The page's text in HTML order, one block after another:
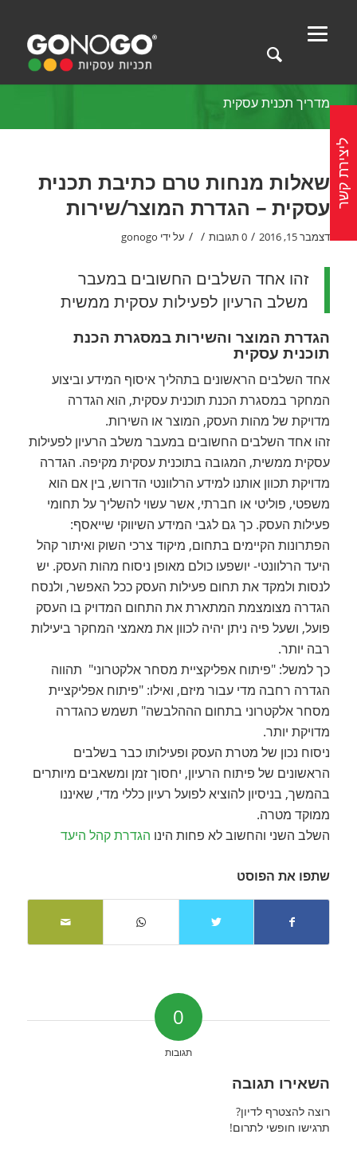
מדריך תכנית עסקית
שאלות מנחות טרם כתיבת תכנית
עסקית – הגדרת המוצר/שירות
דצמבר 15, 2016 / 0 תגובות /
/ על ידי gonogo
זהו אחד השלבים החשובים במעבר
משלב הרעיון לפעילות עסקית ממשית
הגדרת המוצר והשירות במסגרת הכנת
תוכנית עסקית
אחד השלבים הראשונים בתהליך איסוף המידע וביצוע
המחקר במסגרת הכנת תוכנית עסקית, הוא הגדרה
מדויקת של מהות העסק, המוצר או השירות.
זהו אחד השלבים החשובים במעבר משלב הרעיון לפעילות
עסקית ממשית, המגובה בתוכנית עסקית מקיפה. הגדרה
מדויקת תכוון אותנו למידע הרלוונטי הדרוש, בין אם הוא
משפטי, פוליטי או חברתי, אשר עשוי להשליך על תחומי
פעילות העסק. כך גם לגבי המידע השיווקי שייאסף:
הפתרונות הקיימים בתחום, מיקוד צרכי השוק ואיתור קהל
היעד הרלוונטי- יושפעו כולם מאופן ניסוח מהות העסק. יש
לנסות ולמקד את תחום פעילות העסק ככל האפשר, ולנסח
הגדרה מצומצמת המתארת את התחום המדויק בו העסק
פועל, ושעל פיה ניתן יהיה לכוון את מאמצי המחקר ביעילות
רבה יותר.
כך למשל: "פיתוח אפליקציית מסחר אלקטרוני" תהווה
הגדרה רחבה מדי עבור מיזם, ואילו: "פיתוח אפליקציית
מסחר אלקטרוני בתחום הההלבשה" תשמש כהגדרה
מדויקת יותר.
ניסוח נכון של מטרת העסק ופעילותו כבר בשלבים
הראשונים של פיתוח הרעיון, יחסוך זמן ומשאבים מיותרים
בהמשך, בניסיון להוציא לפועל רעיון כללי מדי, שאיננו
ממוקד מטרה.
השלב השני והחשוב לא פחות הינו הגדרת קהל היעד
שתפו את הפוסט
0
תגובות
השאירו תגובה
רוצה להצטרף לדיון?
תרגישו חופשי לתרום!
ליצירת קשר